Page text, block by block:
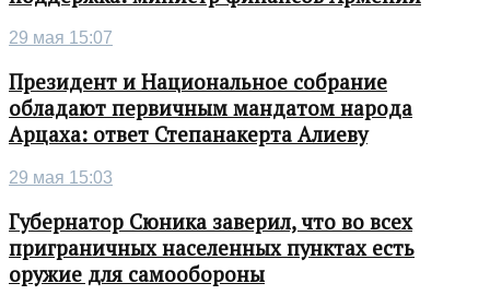
29 мая 15:07
Президент и Национальное собрание
обладают первичным мандатом народа
Арцаха: ответ Степанакерта Алиеву
29 мая 15:03
Губернатор Сюника заверил, что во всех
приграничных населенных пунктах есть
оружие для самообороны